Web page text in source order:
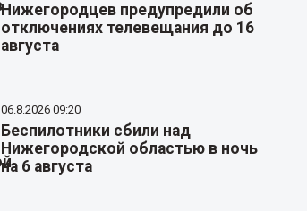
Нижегородцев предупредили об
отключениях телевещания до 16
августа
06.8.2026 09:20
Беспилотники сбили над
Нижегородской областью в ночь
на 6 августа